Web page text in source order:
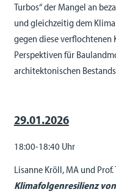
Turbos“ der Mangel an
und gleichzeitig dem
gegen diese verflochtenen
Perspektiven für
architektonischen
29.01.2026
18:00-18:40 Uhr
Lisanne Kröll, MA und
Klimafolgenresilienz